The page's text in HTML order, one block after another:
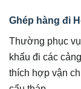
Ghép hàng đi
Thường phục
khẩu đi các
thích hợp vận